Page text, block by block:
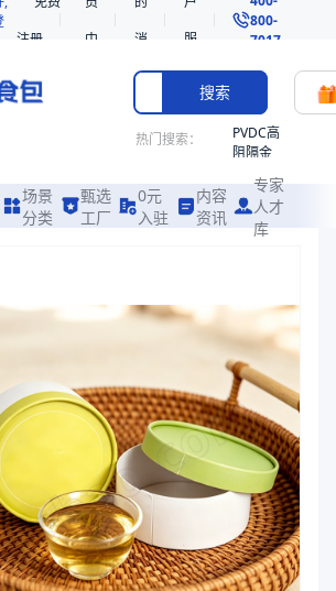
注册
中
消
息
服
务
800-
7017
搜索
热门搜索：
PVDC高
阻隔金
共挤热
收缩袋
收缩袋
221340
221360
烤箱袋
221330
SE53
热收缩
袋
拉伸膜
场景
分类
甄选
工厂
0元
入驻
内容
资讯
专家
人才
库
气调托盒261780包装，提供详尽的规格参
、PE、PP
、257
、177
81
50
、透明、乳白色